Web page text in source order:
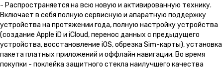
- Распространяется на всю новую и активированную технику.
Включает в себя полную сервисную и апаратную поддержку
устройства на протяжении года, полную настройку устройства
(создание Apple iD и iCloud, перенос данных с предыдущего
устройства, восстановление iOS, обрезка Sim-карты), установка
пакета платных приложений и оффлайн навигации. Во время
покупки - поклейка защитного стекла наилучшего качества